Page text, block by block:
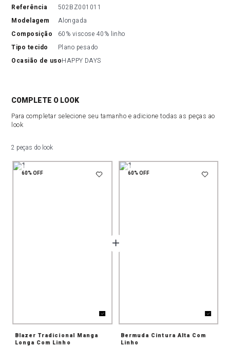
referência
502BZ001011
modelagem
Alongada
composição
60% viscose 40% linho
tipo tecido
Plano pesado
ocasião de usoHAPPY DAYS
COMPLETE O LOOK
Para completar selecione seu tamanho e adicione todas as peças ao
look
2 peças do look
60%OFF
Blazer Tradicional Manga
Longa Com Linho
60%OFF
Bermuda Cintura Alta Com
Linho